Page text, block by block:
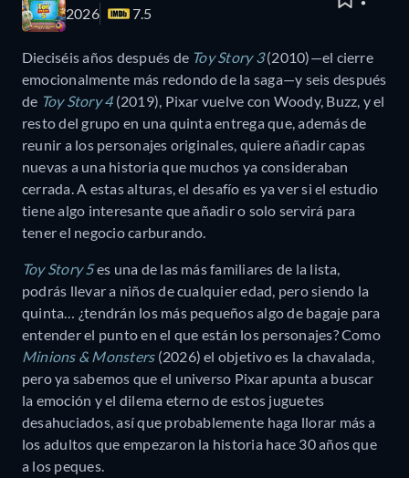
2026 7.5
Dieciséis años después de Toy Story 3(2010)—el cierre
emocionalmente más redondo de la saga—y seis después
de Toy Story 4(2019), Pixar vuelve con Woody, Buzz, y el
resto del grupo en una quinta entrega que, además de
reunir a los personajes originales, quiere añadir capas
nuevas a una historia que muchos ya consideraban
cerrada. A estas alturas, el desafío es ya ver si el estudio
tiene algo interesante que añadir o solo servirá para
tener el negocio carburando.
Toy Story 5es una de las más familiares de la lista,
podrás llevar a niños de cualquier edad, pero siendo la
quinta… ¿tendrán los más pequeños algo de bagaje para
entender el punto en el que están los personajes? Como
Minions & Monsters(2026) el objetivo es la chavalada,
pero ya sabemos que el universo Pixar apunta a buscar
la emoción y el dilema eterno de estos juguetes
desahuciados, así que probablemente haga llorar más a
los adultos que empezaron la historia hace 30 años que
a los peques.